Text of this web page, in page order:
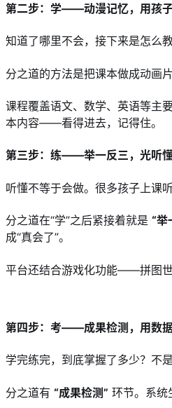
第二步：学——动漫记忆，用孩
知道了哪里不会，接下来是怎么教
分之道的方法是把课本做成动画
课程覆盖语文、数学、英语等主
本内容——看得进去，记得住。
第三步：练——举一反三，光听
听懂不等于会做。很多孩子上课
分之道在“学”之后紧接着就是 “举
成“真会了”。
平台还结合游戏化功能——拼图世
第四步：考——成果检测，用数
学完练完，到底掌握了多少？不
分之道有 “成果检测” 环节。系统